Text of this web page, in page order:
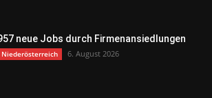
neue Jobs durch Firmenansiedlungen
Niederösterreich 6. August 2026